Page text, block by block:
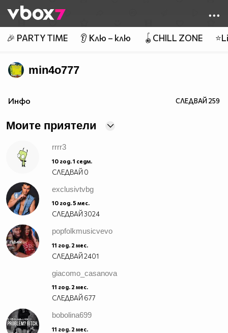
👾
🎉 PARTY TIME 👂 Клю – клю 🪀CHILL ZONE
min4o777
Инфо СЛЕДВАЙ259
Моите приятели
rrrr3
10 год. 1 седм.
СЛЕДВАЙ 0
exclusivtvbg
10 год. 5 мес.
СЛЕДВАЙ3024
popfolkmusicvevo
11 год. 2 мес.
СЛЕДВАЙ2401
giacomo_casanova
11 год. 2 мес.
СЛЕДВАЙ 677
bobolina699
11 год. 2 мес.